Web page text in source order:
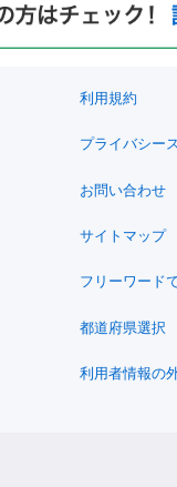
利用規約
プライバシー
お問い合わせ
サイトマップ
フリーワード
都道府県選択
利用者情報の